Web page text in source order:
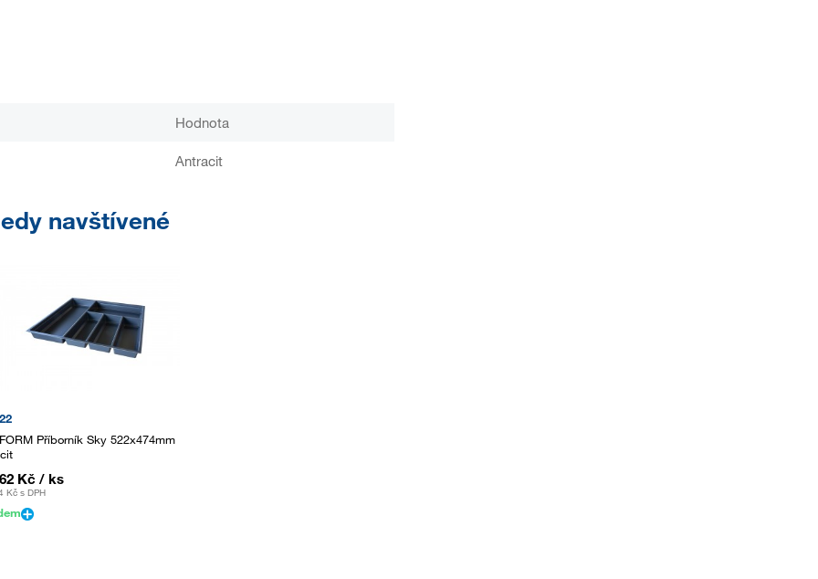
Hodnota
Antracit
navštívené
Příborník Sky 522x474mm
Kč / ks
Kč s DPH